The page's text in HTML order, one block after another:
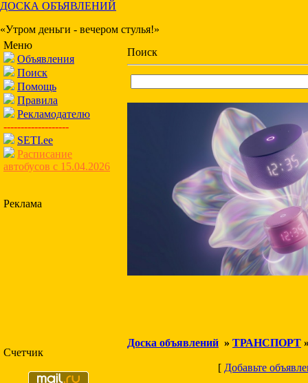
ДОСКА ОБЪЯВЛЕНИЙ
«Утром деньги - вечером стулья!»
Меню
Объявления
Поиск
Помощь
Правила
Рекламодателю
-------------------
SETI.ee
Расписание
автобусов с 15.04.2026
Реклама
Счетчик
Поиск
Доска объявлений » ТРАНСПОРТ
[ Добавьте